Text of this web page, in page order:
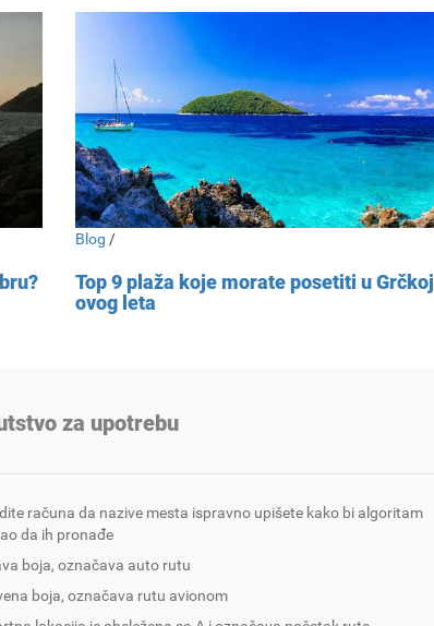
Blog /
Top 9 plaža koje morate posetiti u Grčkoj
ovog leta
za upotrebu
računa da nazive mesta ispravno upišete kako bi algoritam
da ih pronađe
boja, označava auto rutu
boja, označava rutu avionom